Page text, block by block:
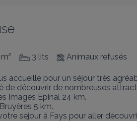
3 lits Animaux refusés
accueille pour un séjour très
de découvrir de nombreuses
Images Epinal 24 km.
5 km.
séjour à Fays pour aller